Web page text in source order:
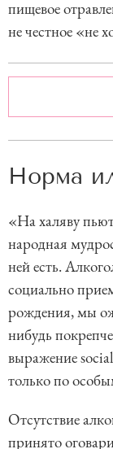
пищевое
не честное «не
Норма
«На халяву
народная
ней есть.
социально
рождения, мы
нибудь
выражение
только по
Отсутствие
принято